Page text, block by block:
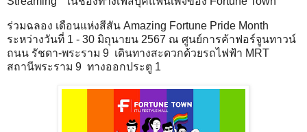
ร่วมฉลอง เดือนแห่งสีสัน Amazing Fortune Pride Month
ระหว่างวันที่ 1 - 30 มิถุนายน 2567 ณ ศูนย์การค้าฟอร์จูนทาวน์
ถนน รัชดา-พระราม 9 เดินทางสะดวกด้วยรถไฟฟ้า MRT
สถานีพระราม 9 ทางออกประตู 1